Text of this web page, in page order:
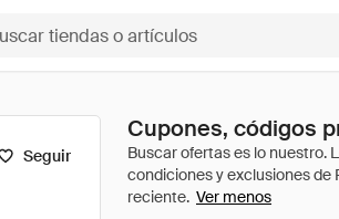
Seguir
Cupones, códigos
Ver menos